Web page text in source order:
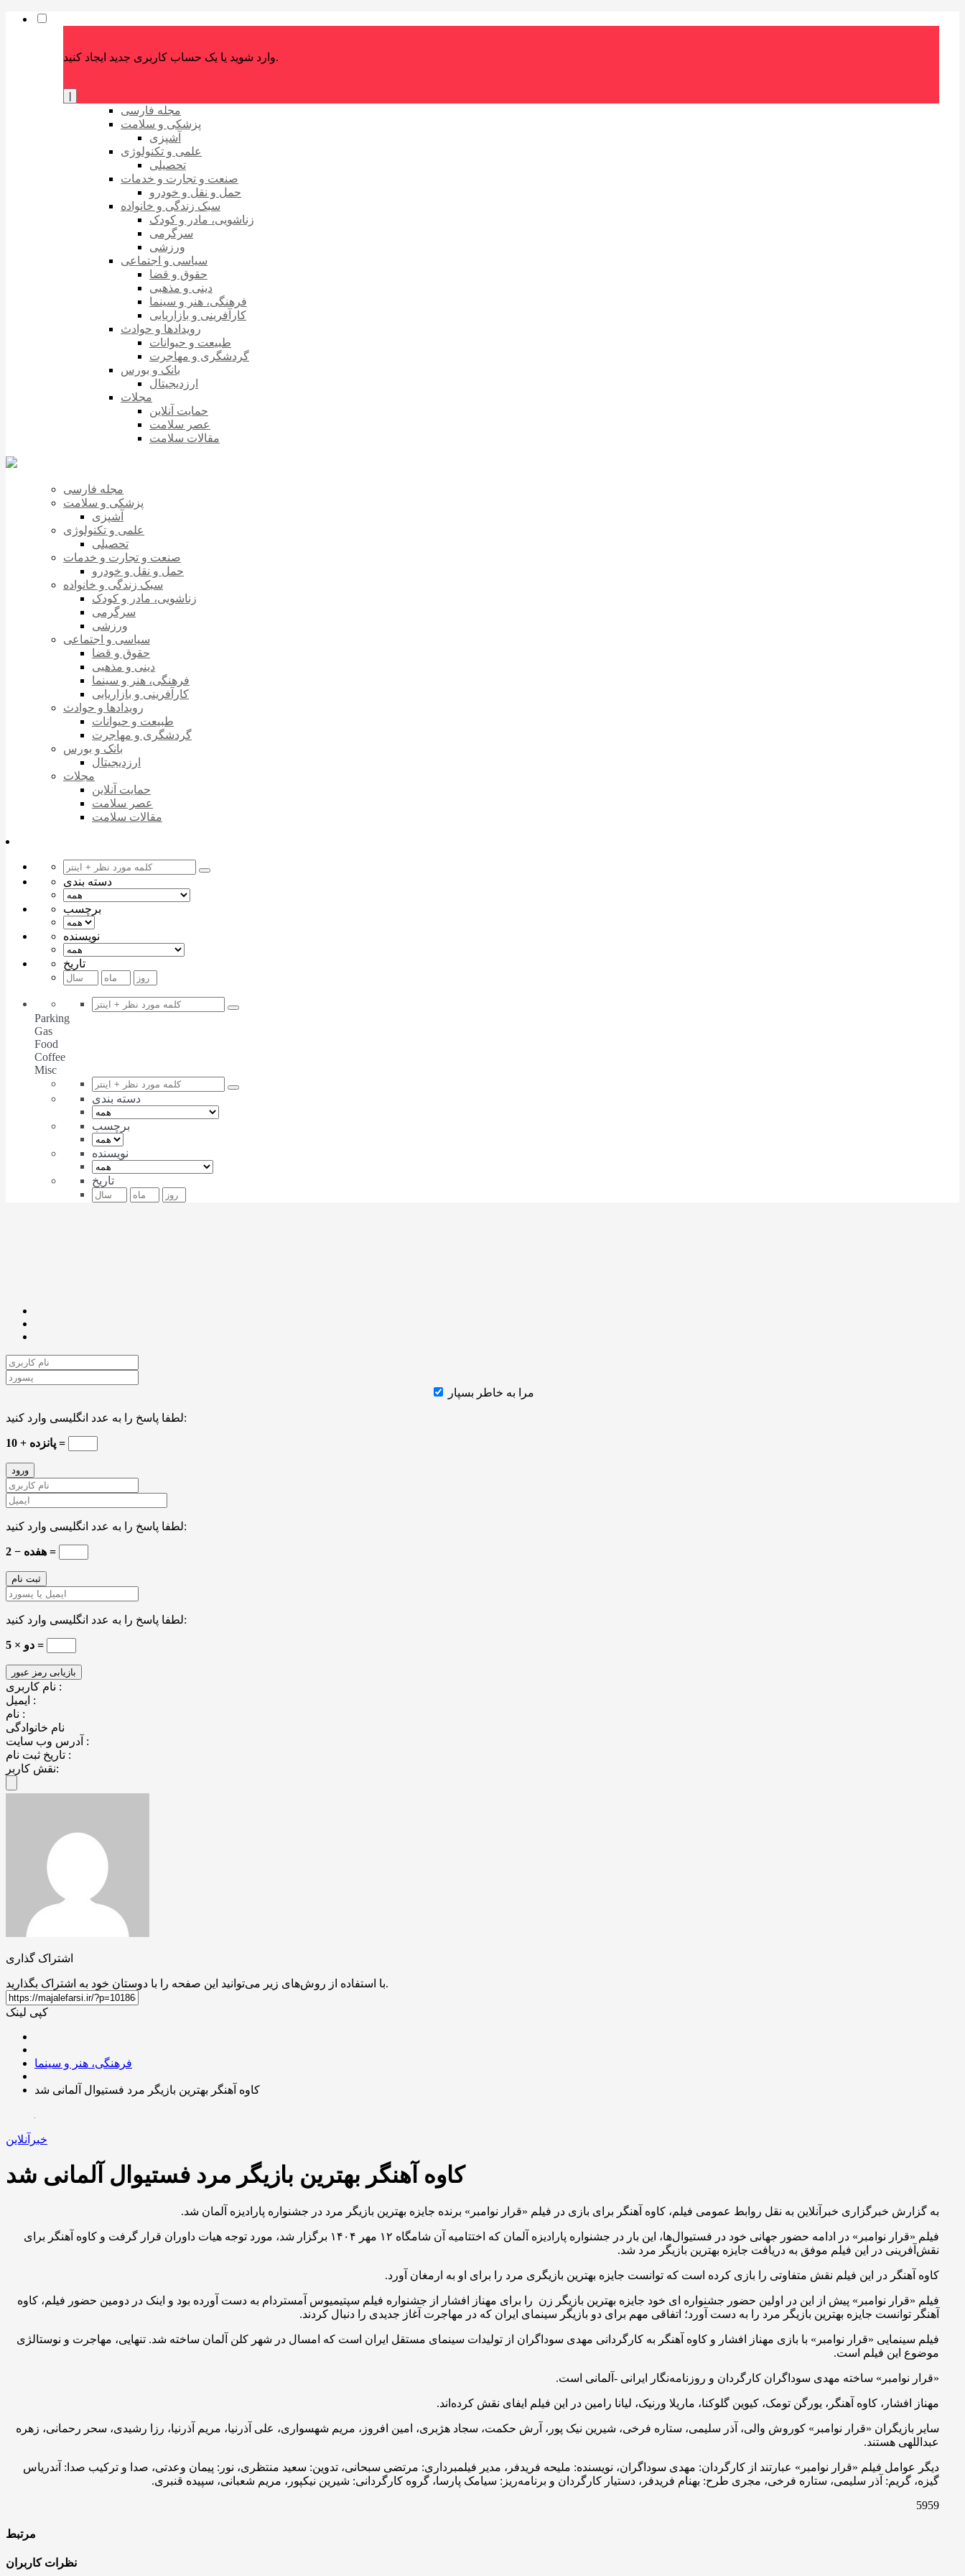
وارد شوید یا یک حساب کاربری جدید ایجاد کنید.
مجله فارسی
پزشکی و سلامت
آشپزی
علمی و تکنولوژی
تحصیلی
صنعت و تجارت و خدمات
حمل و نقل و خودرو
سبک زندگی و خانواده
زناشویی، مادر و کودک
سرگرمی
ورزشی
سیاسی و اجتماعی
حقوق و قضا
دینی و مذهبی
فرهنگی، هنر و سینما
کارآفرینی و بازاریابی
رویدادها و حوادث
طبیعت و حیوانات
گردشگری و مهاجرت
بانک و بورس
ارزدیجیتال
مجلات
حمایت آنلاین
عصر سلامت
مقالات سلامت
مجله فارسی
پزشکی و سلامت
آشپزی
علمی و تکنولوژی
تحصیلی
صنعت و تجارت و خدمات
حمل و نقل و خودرو
سبک زندگی و خانواده
زناشویی، مادر و کودک
سرگرمی
ورزشی
سیاسی و اجتماعی
حقوق و قضا
دینی و مذهبی
فرهنگی، هنر و سینما
کارآفرینی و بازاریابی
رویدادها و حوادث
طبیعت و حیوانات
گردشگری و مهاجرت
بانک و بورس
ارزدیجیتال
مجلات
حمایت آنلاین
عصر سلامت
مقالات سلامت
دسته بندی
برچسب
نویسنده
تاریخ
Parking
Gas
Food
Coffee
Misc
دسته بندی
برچسب
نویسنده
تاریخ
مرا به خاطر بسپار
لطفا پاسخ را به عدد انگلیسی وارد کنید:
پانزده + 10 =
لطفا پاسخ را به عدد انگلیسی وارد کنید:
هفده − 2 =
لطفا پاسخ را به عدد انگلیسی وارد کنید:
5 × دو =
نام کاربری :
ایمیل :
نام :
نام خانوادگی
آدرس وب سایت :
تاریخ ثبت نام :
نقش کاربر:
اشتراک گذاری
با استفاده از روش‌های زیر می‌توانید این صفحه را با دوستان خود به اشتراک بگذارید.
کپی لینک
فرهنگی، هنر و سینما
کاوه آهنگر بهترین بازیگر مرد فستیوال آلمانی شد
خبرآنلاین
کاوه آهنگر بهترین بازیگر مرد فستیوال آلمانی شد
به گزارش خبرگزاری خبرآنلاین به نقل روابط عمومی فیلم، کاوه آهنگر برای بازی در فیلم «قرار نوامبر» برنده جایزه بهترین بازیگر مرد در جشنواره پارادیزه آلمان شد.
فیلم «قرار نوامبر» در ادامه حضور جهانی خود در فستیوال‌ها، این بار در جشنواره پارادیزه آلمان که اختتامیه آن شامگاه ۱۲ مهر ۱۴۰۴ برگزار شد، مورد توجه هیات داوران قرار گرفت و کاوه آهنگر برای
نقش‌آفرینی در این فیلم موفق به دریافت جایزه بهترین بازیگر مرد شد.
کاوه آهنگر در این فیلم نقش متفاوتی را بازی کرده است که توانست جایزه بهترین بازیگری مرد را برای او به ارمغان آورد.
فیلم «قرار نوامبر» پیش از این در اولین حضور جشنواره ای خود جایزه بهترین بازیگر زن را برای مهناز افشار از جشنواره فیلم سپتیمیوس آمستردام به دست آورده بود و اینک در دومین حضور فیلم، کاوه
آهنگر توانست جایزه بهترین بازیگر مرد را به دست آورد؛ اتفاقی مهم برای دو بازیگر سینمای ایران که در مهاجرت آغاز جدیدی را دنبال کردند.
فیلم سینمایی «قرار نوامبر» با بازی مهناز افشار و کاوه آهنگر به کارگردانی مهدی سوداگران از تولیدات سینمای مستقل ایران است که امسال در شهر کلن آلمان ساخته شد. تنهایی، مهاجرت و نوستالژی
موضوع این فیلم است.
«قرار نوامبر» ساخته مهدی سوداگران کارگردان و روزنامه‌نگار ایرانی -آلمانی است.
مهناز افشار، کاوه آهنگر، یورگن تومک، کیوین گلوکنا، ماریلا ورنیک، لیانا رامین در این فیلم ایفای نقش کرده‌اند.
سایر بازیگران «قرار نوامبر» کوروش والی، آذر سلیمی، ستاره فرخی، شیرین نیک پور، آرش حکمت، سجاد هژبری، امین افروز، مریم شهسواری، علی آذرنیا، مریم آذرنیا، رزا رشیدی، سحر رحمانی، زهره
عبداللهی هستند.
دیگر عوامل فیلم «قرار نوامبر» عبارتند از کارگردان: مهدی سوداگران، نویسنده: ملیحه فریدفر، مدیر فیلمبرداری: مرتضی سبحانی، تدوین: سعید منتظری، نور: پیمان وعدتی، صدا و ترکیب صدا: آندریاس
گیزه، گریم: آذر سلیمی، ستاره فرخی، مجری طرح: بهنام فریدفر، دستیار کارگردان و برنامه‌ریز: سیامک پارسا، گروه کارگردانی: شیرین نیکپور، مریم شعبانی، سپیده قنبری.
5959
مرتبط
نظرات کاربران